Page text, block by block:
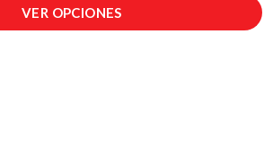
VER OPCIONES